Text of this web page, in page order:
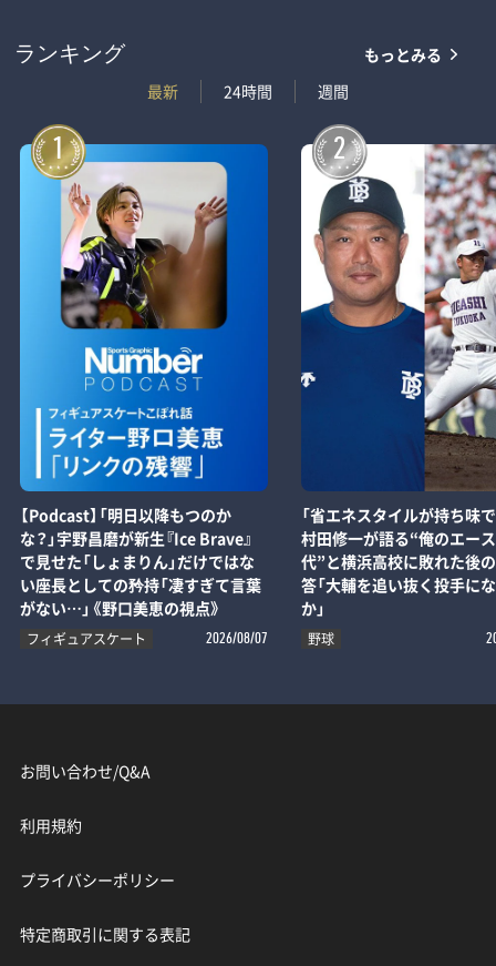
ランキング
最新
24時間 週間
もっとみる
1
【Podcast】「明日以降もつのか
な？」宇野昌磨が新生『Ice Brave』
で見せた「しょまりん」だけではな
い座長としての矜持「凄すぎて言葉
がない…」《野口美恵の視点》
フィギュアスケート 2026/08/07
2
「省エネスタイルが持ち味
村田修一が語る“俺のエー
代”と横浜高校に敗れた後
答「大輔を追い抜く投手に
か」
野球
お問い合わせ/Q&A
利用規約
プライバシーポリシー
特定商取引に関する表記